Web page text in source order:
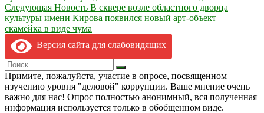
Следующая Новость В сквере возле областного дворца
культуры имени Кирова появился новый арт-объект –
скамейка в виде чума
Версия сайта для слабовидящих
Search
for:
Искать
Примите, пожалуйста, участие в опросе, посвященном
изучению уровня "деловой" коррупции. Ваше мнение очень
важно для нас! Опрос полностью анонимный, вся полученная
информация используется только в обобщенном виде.